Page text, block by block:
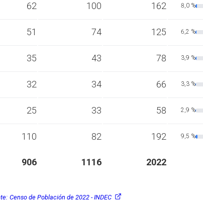
62 100 162 8,0 %
51 74 125 6,2 %
35 43 78 3,9 %
32 34 66 3,3 %
25 33 58 2,9 %
110 82 192 9,5 %
906 1116 2022
Censo de Población de 2022 - INDEC